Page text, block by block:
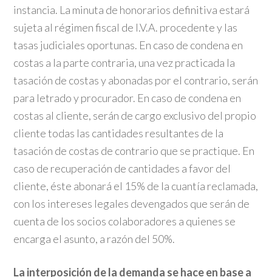
instancia. La minuta de honorarios definitiva estará
sujeta al régimen fiscal de I.V.A. procedente y las
tasas judiciales oportunas. En caso de condena en
costas a la parte contraria, una vez practicada la
tasación de costas y abonadas por el contrario, serán
para letrado y procurador. En caso de condena en
costas al cliente, serán de cargo exclusivo del propio
cliente todas las cantidades resultantes de la
tasación de costas de contrario que se practique. En
caso de recuperación de cantidades a favor del
cliente, éste abonará el 15% de la cuantía reclamada,
con los intereses legales devengados que serán de
cuenta de los socios colaboradores a quienes se
encarga el asunto, a razón del 50%.
La interposición de la demanda se hace en base a